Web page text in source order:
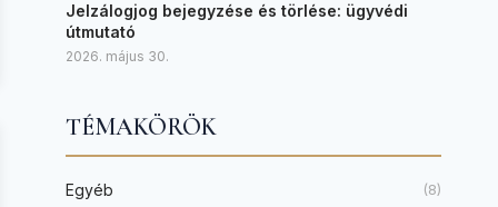
Jelzálogjog bejegyzése és törlése: ügyvédi
útmutató
2026. május 30.
TÉMAKÖRÖK
Egyéb (8)